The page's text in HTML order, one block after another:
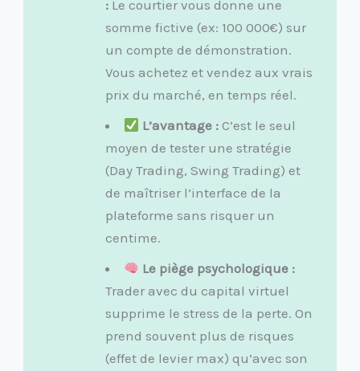
:Le courtier vous donne une
somme fictive (ex: 100 000€) sur
un compte de démonstration.
Vous achetez et vendez aux vrais
prix du marché, en temps réel.
L’avantage : C’est le seul
moyen de tester une stratégie
(Day Trading, Swing Trading) et
de maîtriser l’interface de la
plateforme sans risquer un
centime.
Le piège psychologique :
Trader avec du capital virtuel
supprime le stress de la perte. On
prend souvent plus de risques
(effet de levier max) qu’avec son